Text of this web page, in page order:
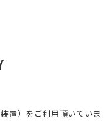
置）をご利用頂いていま